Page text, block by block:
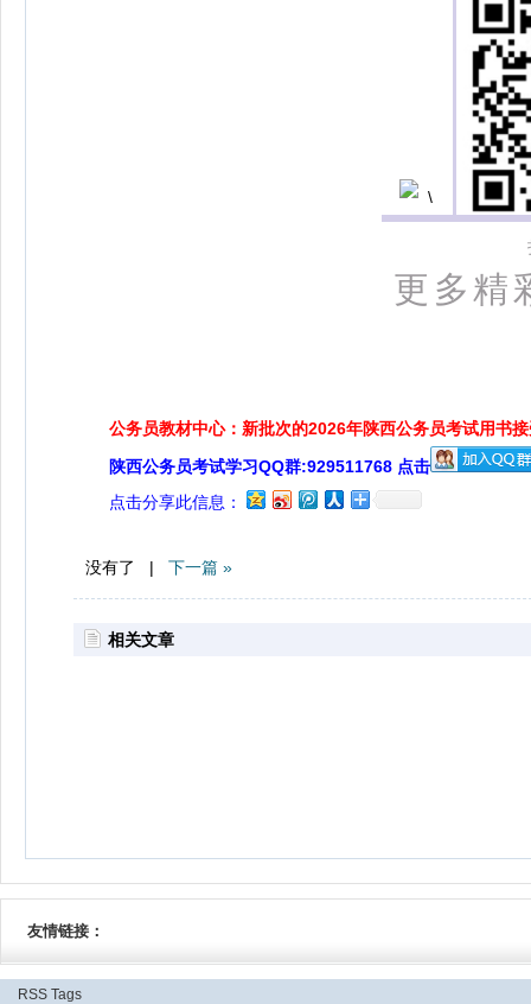
更多精
公务员教材中心：新批次的2026年陕西公务员考试用书
陕西公务员考试学习QQ群:929511768 点击
点击分享此信息：
没有了 | 下一篇 »
相关文章
友情链接：
RSS Tags